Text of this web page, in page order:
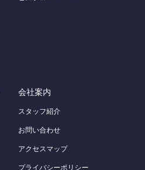
会社案内
スタッフ紹介
お問い合わせ
アクセスマップ
プライバシーポリシー